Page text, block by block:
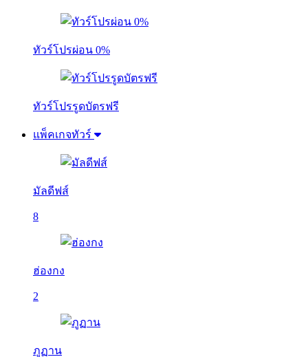
ทัวร์โปรผ่อน 0%
ทัวร์โปรรูดบัตรฟรี
แพ็คเกจทัวร์
มัลดีฟส์
8
ฮ่องกง
2
ภูฏาน